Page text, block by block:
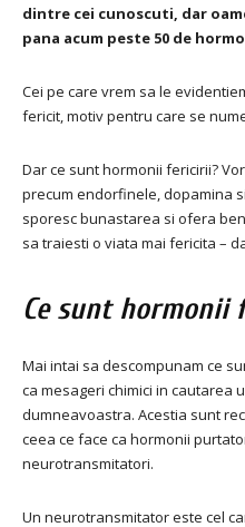
dintre cei cunoscuti, dar
pana acum peste 50 de
Cei pe care vrem sa le
fericit, motiv pentru care se
Dar ce sunt hormonii fericirii?
precum endorfinele, dopamina
sporesc bunastarea si ofera
sa traiesti o viata mai fericita –
Ce sunt hormonii
Mai intai sa descompunam ce
ca mesageri chimici in cautarea
dumneavoastra. Acestia sunt
ceea ce face ca hormonii
neurotransmitatori.
Un neurotransmitator este cel